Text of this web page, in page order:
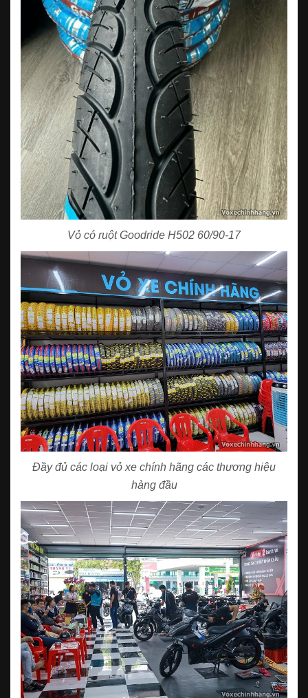
Vỏ có ruột Goodride H502 60/90-17
Đầy đủ các loại vỏ xe chính hãng các thương hiệu
hàng đầu